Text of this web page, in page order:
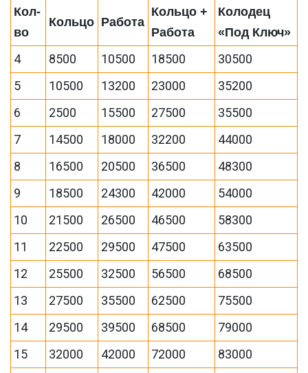
Кол-
во
Кольцо Работа
Кольцо +
Работа
Колодец
«Под Ключ»
4 8500 10500 18500
30500
5
10500 13200 23000
35200
6
2500 15500 27500
35500
7
14500 18000 32200
44000
8
16500 20500 36500
48300
9
18500 24300 42000
54000
10
21500 26500 46500
58300
11
22500 29500 47500
63500
12
25500 32500 56500
68500
13
27500 35500 62500
75500
14
29500 39500 68500
79000
15
32000 42000 72000
83000